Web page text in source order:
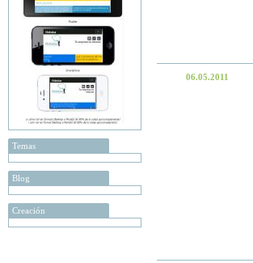
Temas
Blog
Creación
06.05.2011